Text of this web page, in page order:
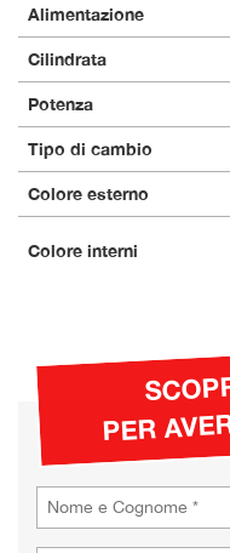
Alimentazione
Cilindrata
Potenza
Tipo di cambio
Colore esterno
Colore interni
PER